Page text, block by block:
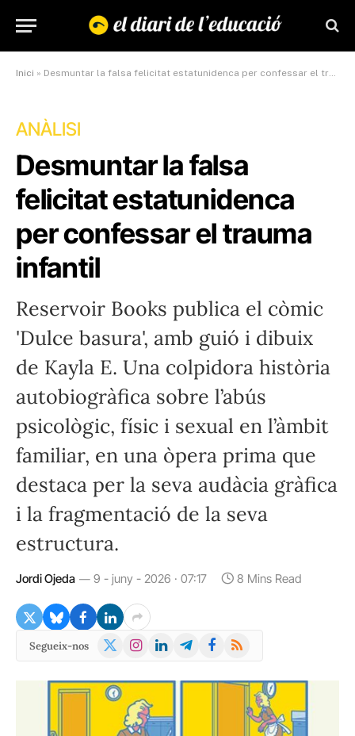
Inici » Desmuntar la falsa felicitat estatunidenca per confessar el trauma infantil
ANÀLISI
Desmuntar la falsa
felicitat estatunidenca
per confessar el trauma
infantil
Reservoir Books publica el còmic
'Dulce basura', amb guió i dibuix
de Kayla E. Una colpidora història
autobiogràfica sobre l’abús
psicològic, físic i sexual en l’àmbit
familiar, en una òpera prima que
destaca per la seva audàcia gràfica
i la fragmentació de la seva
estructura.
Jordi Ojeda 9 - juny - 2026 · 07:17 8 Mins Read
Segueix-nos
X
Instagram
LinkedInTelegramFacebook
RSS